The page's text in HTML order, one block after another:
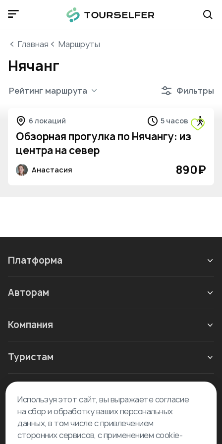
Главная Маршруты
Нячанг
Рейтинг маршрута Фильтры
6 локаций 5 часов
Обзорная прогулка по Нячангу: из
центра на север
Анастасия 890₽
Платформа
Авторам
Компания
Туристам
Новое в блоге
Используя этот сайт, вы выражаете согласие
на сбор и обработку ваших персональных
данных, в том числе с привлечением
сторонних сервисов, с применением cookie-